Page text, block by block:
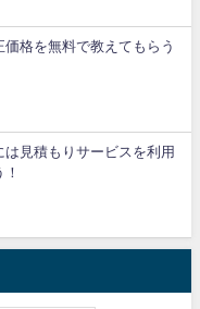
価格を無料で教えてもらう
は見積もりサービスを利用